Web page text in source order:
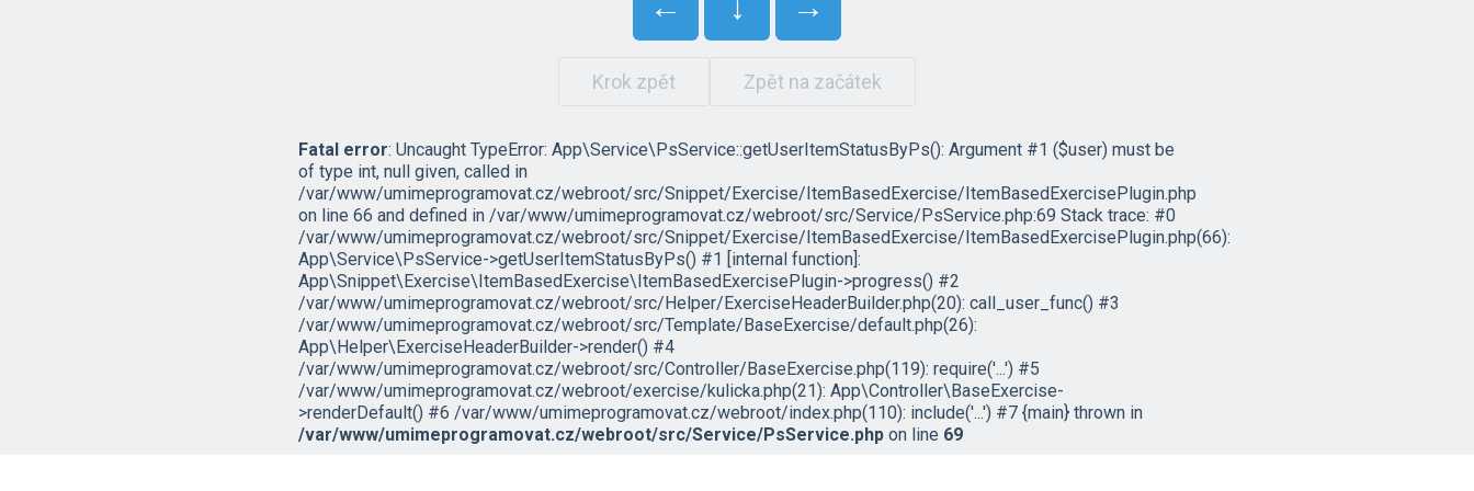
Krok zpět Zpět na začátek
Fatal error: Uncaught TypeError: App\Service\PsService::getUserItemStatusByPs(): Argument #1 ($user) must be
of type int, null given, called in
/var/www/umimeprogramovat.cz/webroot/src/Snippet/Exercise/ItemBasedExercise/ItemBasedExercisePlugin.php
on line 66 and defined in /var/www/umimeprogramovat.cz/webroot/src/Service/PsService.php:69 Stack trace: #0
/var/www/umimeprogramovat.cz/webroot/src/Snippet/Exercise/ItemBasedExercise/ItemBasedExercisePlugin.php(66):
App\Service\PsService->getUserItemStatusByPs() #1 [internal function]:
App\Snippet\Exercise\ItemBasedExercise\ItemBasedExercisePlugin->progress() #2
/var/www/umimeprogramovat.cz/webroot/src/Helper/ExerciseHeaderBuilder.php(20): call_user_func() #3
/var/www/umimeprogramovat.cz/webroot/src/Template/BaseExercise/default.php(26):
App\Helper\ExerciseHeaderBuilder->render() #4
/var/www/umimeprogramovat.cz/webroot/src/Controller/BaseExercise.php(119): require('...') #5
/var/www/umimeprogramovat.cz/webroot/exercise/kulicka.php(21): App\Controller\BaseExercise-
>renderDefault() #6 /var/www/umimeprogramovat.cz/webroot/index.php(110): include('...') #7 {main} thrown in
/var/www/umimeprogramovat.cz/webroot/src/Service/PsService.php on line 69